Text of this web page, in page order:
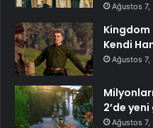
Ağustos 7,
Kingdom
Kendi
Ağustos 7,
2’de
Ağustos 7,